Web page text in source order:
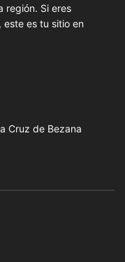
región. Si eres
es tu sitio en
Cruz de Bezana